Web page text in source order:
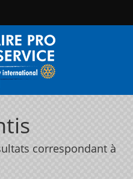
correspondant à